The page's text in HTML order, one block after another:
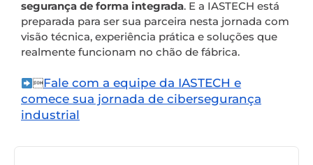
segurança de forma integrada. E a IASTECH está
preparada para ser sua parceira nesta jornada com
visão técnica, experiência prática e soluções que
realmente funcionam no chão de fábrica.
Fale com a equipe da IASTECH e
comece sua jornada de cibersegurança
industrial